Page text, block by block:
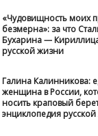
«Чудовищность моих
безмерна»: за что
Бухарина —
русской жизни
Галина Калинникова:
женщина в России,
носить краповый
энциклопедия